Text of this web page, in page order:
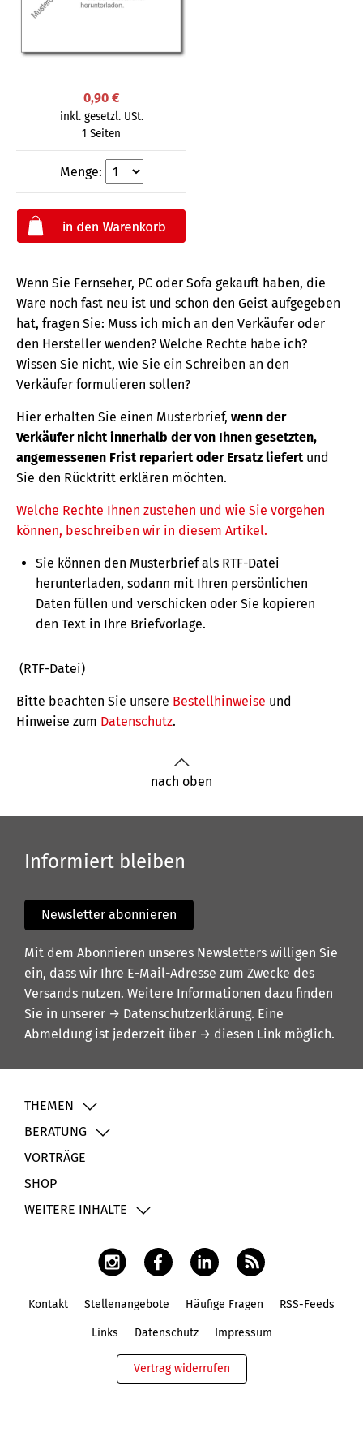
0,90 €
inkl. gesetzl. USt.
1 Seiten
Menge:
Wenn Sie Fernseher, PC oder Sofa gekauft haben, die
Ware noch fast neu ist und schon den Geist aufgegeben
hat, fragen Sie: Muss ich mich an den Verkäufer oder
den Hersteller wenden? Welche Rechte habe ich?
Wissen Sie nicht, wie Sie ein Schreiben an den
Verkäufer formulieren sollen?
Hier erhalten Sie einen Musterbrief, wenn der
Verkäufer nicht innerhalb der von Ihnen gesetzten,
angemessenen Frist repariert oder Ersatz liefert und
Sie den Rücktritt erklären möchten.
Welche Rechte Ihnen zustehen und wie Sie vorgehen
können, beschreiben wir in diesem Artikel.
Sie können den Musterbrief als RTF-Datei
herunterladen, sodann mit Ihren persönlichen
Daten füllen und verschicken oder Sie kopieren
den Text in Ihre Briefvorlage.
(RTF-Datei)
Bitte beachten Sie unsere Bestellhinweise und
Hinweise zum Datenschutz.
nach oben
Informiert bleiben
Newsletter abonnieren
Mit dem Abonnieren unseres Newsletters willigen Sie
ein, dass wir Ihre E-Mail-Adresse zum Zwecke des
Versands nutzen. Weitere Informationen dazu finden
Sie in unserer → Datenschutzerklärung. Eine
Abmeldung ist jederzeit über → diesen Link möglich.
THEMEN
BERATUNG
VORTRÄGE
SHOP
WEITERE INHALTE
Kontakt Stellenangebote Häufige Fragen RSS-Feeds
Links Datenschutz Impressum
Vertrag widerrufen